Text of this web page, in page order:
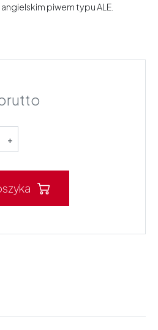
piwem typu ALE.
+